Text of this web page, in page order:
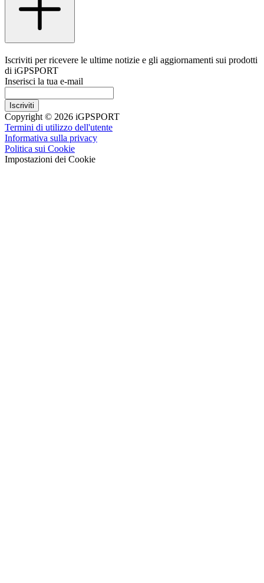
Iscriviti per ricevere le ultime notizie e gli aggiornamenti sui prodotti
di iGPSPORT
Inserisci la tua e-mail
Iscriviti
Copyright © 2026 iGPSPORT
Termini di utilizzo dell'utente
Informativa sulla privacy
Politica sui Cookie
Impostazioni dei Cookie